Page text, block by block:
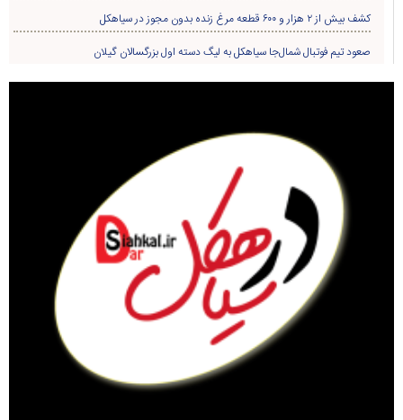
کشف بیش از ۲ هزار و ۶۰۰ قطعه مرغ زنده بدون مجوز در سیاهکل
صعود تیم فوتبال شمال‌جا‌ سیاهکل به لیگ دسته اول بزرگسالان گیلان